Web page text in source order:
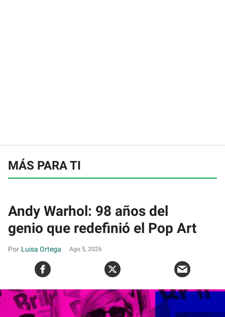
MÁS PARA TI
Andy Warhol: 98 años del
genio que redefinió el Pop Art
Luisa Ortega Ago 5, 2026